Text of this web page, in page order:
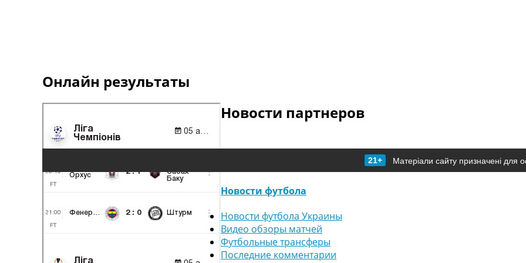
Онлайн результаты
Новости партнеров
21+ Матеріали сайту призначені для
Новости футбола
Новости футбола Украины
Видео обзоры матчей
Футбольные трансферы
Последние комментарии